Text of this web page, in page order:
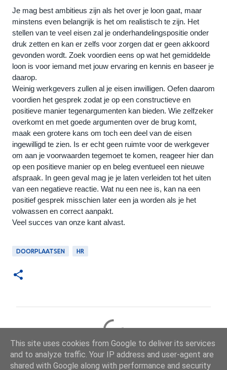
Je mag best ambitieus zijn als het over je loon gaat, maar
minstens even belangrijk is het om realistisch te zijn. Het
stellen van te veel eisen zal je onderhandelingspositie onder
druk zetten en kan er zelfs voor zorgen dat er geen akkoord
gevonden wordt. Zoek voordien eens op wat het gemiddelde
loon is voor iemand met jouw ervaring en kennis en baseer je
daarop.
Weinig werkgevers zullen al je eisen inwilligen. Oefen daarom
voordien het gesprek zodat je op een constructieve en
positieve manier tegenargumenten kan bieden. Wie zelfzeker
overkomt en met goede argumenten over de brug komt,
maak een grotere kans om toch een deel van de eisen
ingewilligd te zien. Is er echt geen ruimte voor de werkgever
om aan je voorwaarden tegemoet te komen, reageer hier dan
op een positieve manier op en beleg eventueel een nieuwe
afspraak. In geen geval mag je je laten verleiden tot het uiten
van een negatieve reactie. Wat nu een nee is, kan na een
positief gesprek misschien later een ja worden als je het
volwassen en correct aanpakt.
Veel succes van onze kant alvast.
DOORPLAATSEN HR
a
c
This site uses cookies from Google to deliver its services
and to analyze traffic. Your IP address and user-agent are
shared with Google along with performance and security